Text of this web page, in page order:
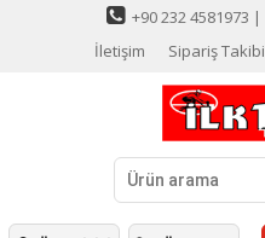
+90 232 4581973 |
İletişim
Sipariş Takibi